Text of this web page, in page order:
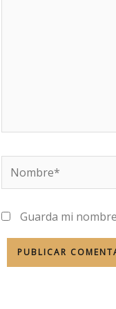
Nombre*
Guarda mi